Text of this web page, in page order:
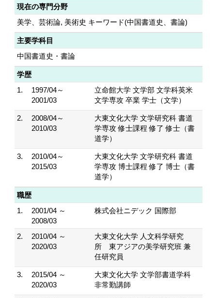
現在の専門分野
美学、芸術論, 美術史 キーワード(中国書道史、書論)
主要学科目
中国書道史・書論
学歴
1.
1997/04～
2001/03
立命館大学 文学部 文学科英米
文学専攻 卒業 学士（文学）
2.
2008/04～
2010/03
大東文化大学 文学研究科 書道
学専攻 修士課程 修了 修士（書
道学）
3.
2010/04～
2015/03
大東文化大学 文学研究科 書道
学専攻 博士課程 修了 博士（書
道学）
職歴
1.
2001/04 ～
2008/03
株式会社ニデック 国際部
2.
2010/04 ～
2020/03
大東文化大学 人文科学研究
所 東アジアの美学研究班 兼
任研究員
3.
2015/04 ～
2020/03
大東文化大学 文学部書道学科
非常勤講師